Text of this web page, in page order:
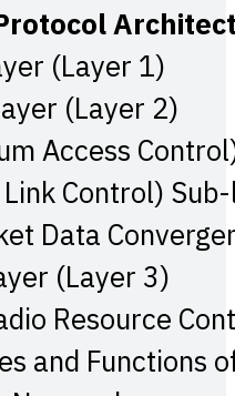
(Layer 1)
(Layer 2)
Access
Link Control)
Data
(Layer 3)
Resource
and Functions